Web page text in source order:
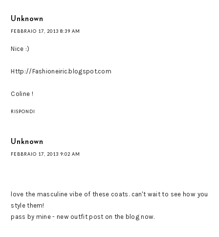
Unknown
FEBBRAIO 17, 2013 8:39 AM
Nice :)
Http://Fashioneiric.blogspot.com
Coline !
RISPONDI
Unknown
FEBBRAIO 17, 2013 9:02 AM
love the masculine vibe of these coats. can't wait to see how you
style them!
pass by mine - new outfit post on the blog now.